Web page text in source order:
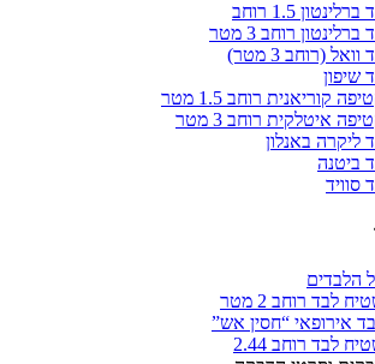
רוחב
רוחב 3 מטר
3 מטר)
רוחב 1.5 מטר
רוחב 3 מטר
באנלון
2 מטר
“חסין אש”
רוחב 2.44